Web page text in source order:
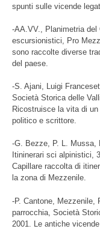
spunti sulle vicende
-AA.VV., Planimetria del
escursionistici, Pro
sono raccolte diverse
del paese.
-S. Ajani, Luigi
Società Storica delle
Ricostruisce la vita di
politico e scrittore.
-G. Bezze, P. L. Mussa,
Itininerari sci alpinistici,
Capillare raccolta di
la zona di Mezzenile.
-P. Cantone, Mezzenile,
parrocchia, Società
2001. Le antiche